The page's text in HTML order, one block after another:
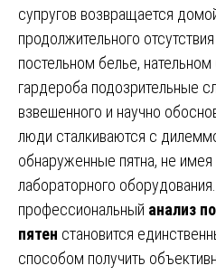
супругов возвращается
продолжительного
постельном белье,
гардероба подозрительные
взвешенного и научно
люди сталкиваются с
обнаруженные пятна, не имея
лабораторного
профессиональный анализ
пятен становится
способом получить